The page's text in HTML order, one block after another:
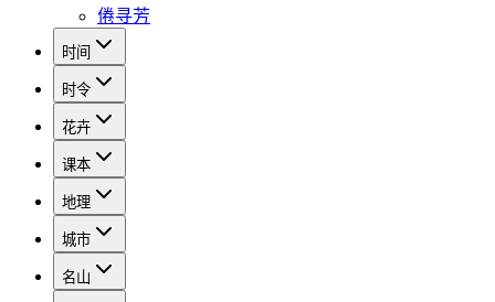
倦寻芳
时间
时令
花卉
课本
地理
城市
名山